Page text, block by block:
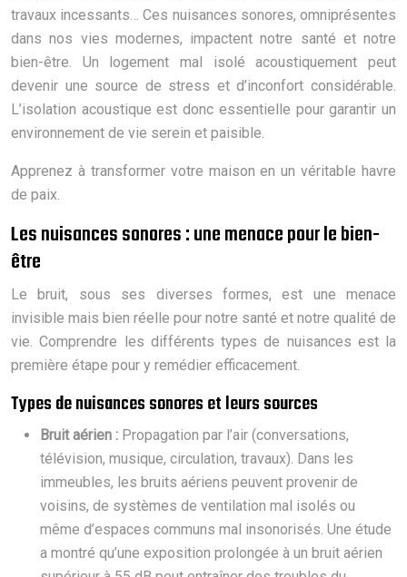
travaux incessants… Ces nuisances sonores, omniprésentes
dans nos vies modernes, impactent notre santé et notre
bien-être. Un logement mal isolé acoustiquement peut
devenir une source de stress et d’inconfort considérable.
L’isolation acoustique est donc essentielle pour garantir un
environnement de vie serein et paisible.
Apprenez à transformer votre maison en un véritable havre
de paix.
Les nuisances sonores : une menace pour le bien-
être
Le bruit, sous ses diverses formes, est une menace
invisible mais bien réelle pour notre santé et notre qualité de
vie. Comprendre les différents types de nuisances est la
première étape pour y remédier efficacement.
Types de nuisances sonores et leurs sources
Bruit aérien : Propagation par l’air (conversations,
télévision, musique, circulation, travaux). Dans les
immeubles, les bruits aériens peuvent provenir de
voisins, de systèmes de ventilation mal isolés ou
même d’espaces communs mal insonorisés. Une étude
a montré qu’une exposition prolongée à un bruit aérien